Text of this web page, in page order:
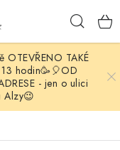
OTEVŘENO TAKÉ
hodin🥳🎈OD
- jen o ulici
Alzy😉